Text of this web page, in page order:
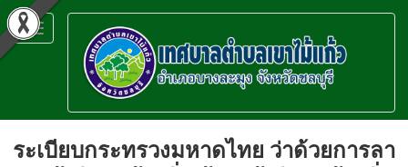
Toggle
navigation
ระเบียบกระทรวงมหาดไทย ว่าด้วยการลา